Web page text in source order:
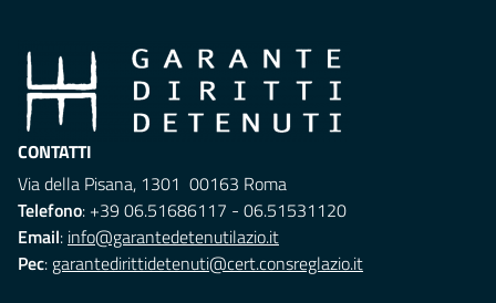
CONTATTI
Via della Pisana, 1301 00163 Roma
Telefono: +39 06.51686117 - 06.51531120
Email: info@garantedetenutilazio.it
Pec: garantedirittidetenuti@cert.consreglazio.it